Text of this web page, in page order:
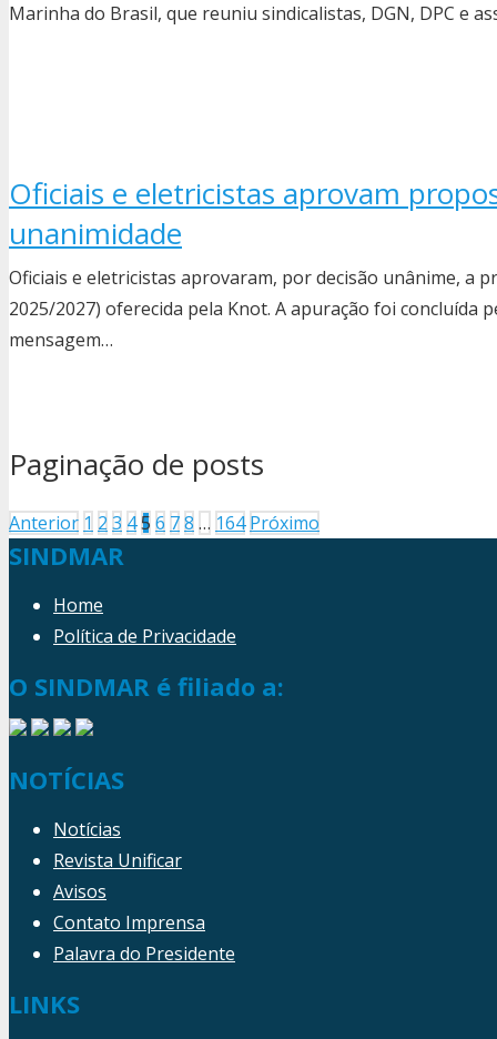
Marinha do Brasil, que reuniu sindicalistas, DGN, DPC e
Oficiais e eletricistas aprovam
unanimidade
Oficiais e eletricistas aprovaram, por decisão unânime, a
2025/2027) oferecida pela Knot. A apuração foi concluída
mensagem…
Paginação de posts
Anterior 1 2 3 45 6 78 … 164 Próximo
SINDMAR
Home
Política de Privacidade
O SINDMAR é filiado a:
NOTÍCIAS
Notícias
Revista Unificar
Avisos
Contato Imprensa
Palavra do Presidente
LINKS